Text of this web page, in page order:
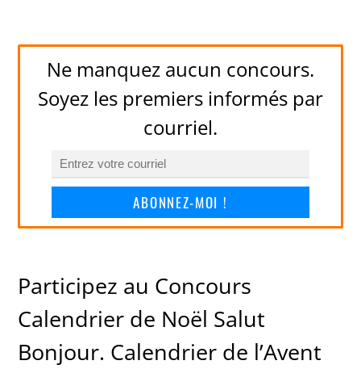
Ne manquez aucun concours.
Soyez les premiers informés par
courriel.
ABONNEZ-MOI !
Participez au Concours
Calendrier de Noël Salut
Bonjour. Calendrier de l’Avent